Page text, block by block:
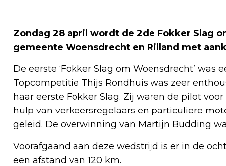
Zondag 28 april wordt de 2de Fokker Slag
gemeente Woensdrecht en Rilland met
De eerste ‘Fokker Slag om Woensdrecht’ was
Topcompetitie Thijs Rondhuis was zeer
haar eerste Fokker Slag. Zij waren de pilot
hulp van verkeersregelaars en particuliere
geleid. De overwinning van Martijn Budding
Voorafgaand aan deze wedstrijd is er in de
een afstand van 120 km.